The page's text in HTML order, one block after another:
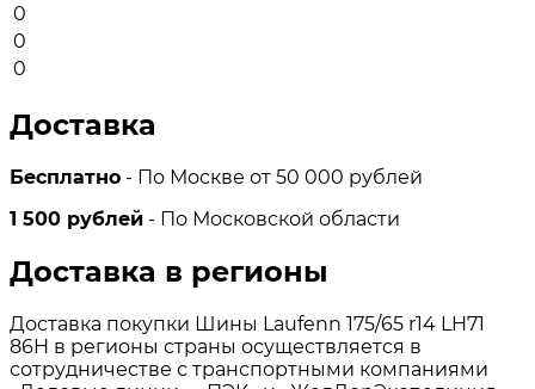
0
0
0
Доставка
Бесплатно - По Москве от 50 000 рублей
1 500 рублей - По Московской области
Доставка в регионы
Доставка покупки Шины Laufenn 175/65 r14 LH71
86H в регионы страны осуществляется в
сотрудничестве с транспортными компаниями